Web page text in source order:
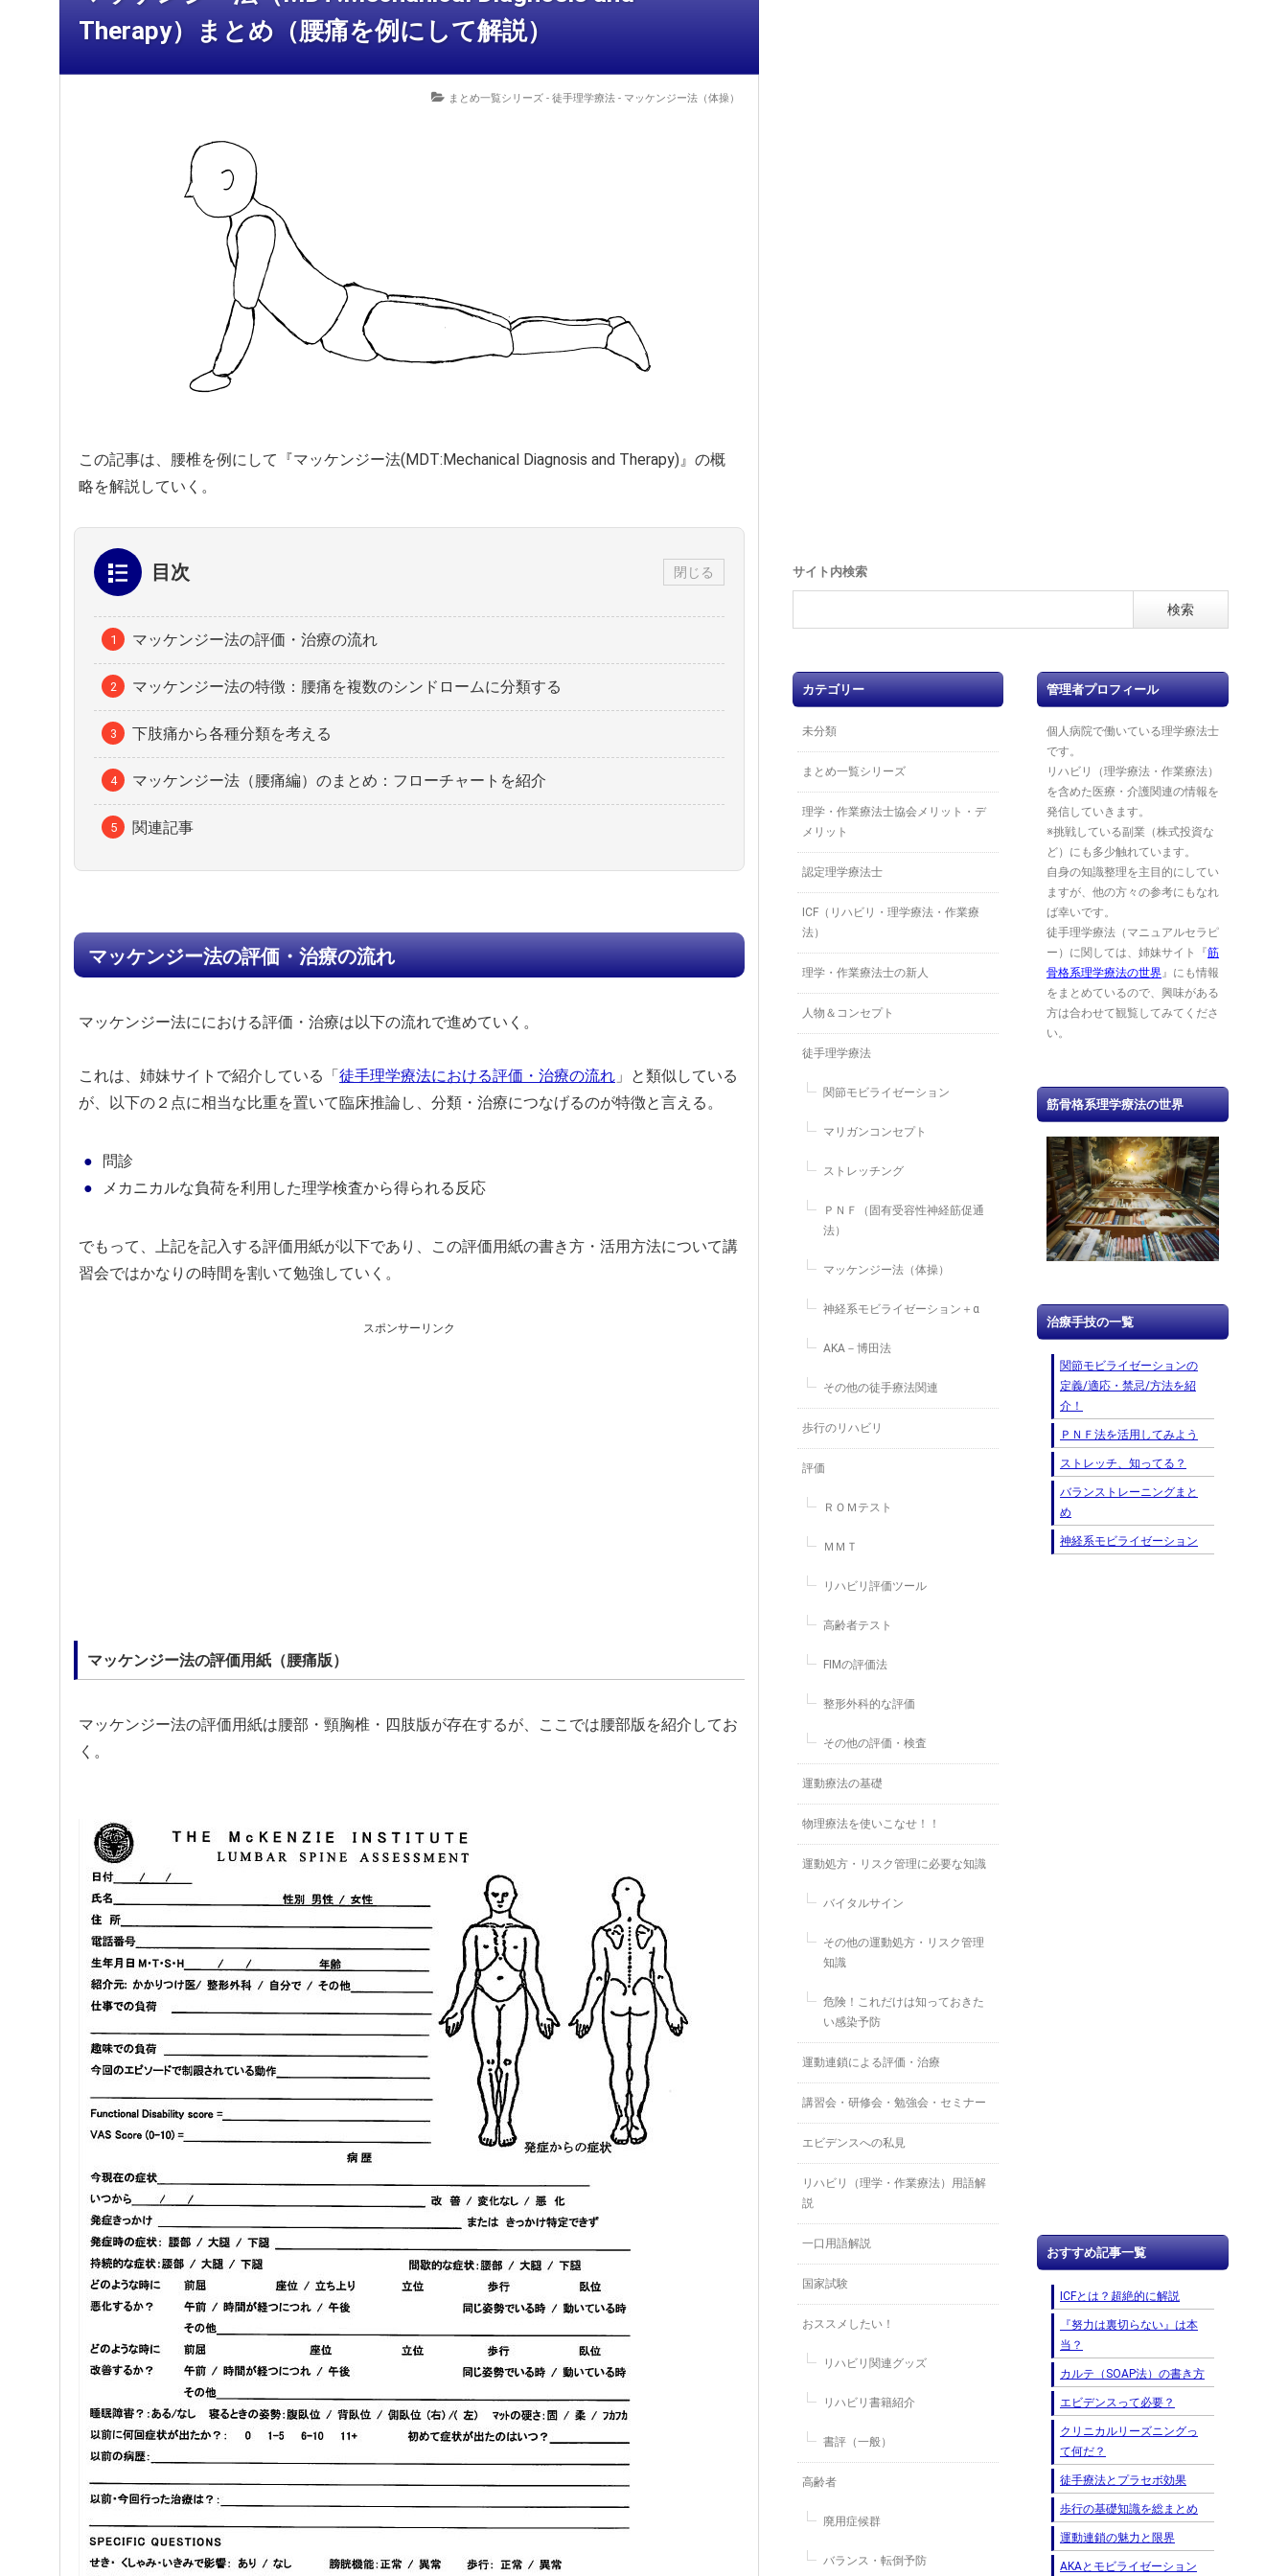
Therapy）まとめ（腰痛を例にして解説）
まとめ一覧シリーズ - 徒手理学療法 - マッケンジー法（体操）
この記事は、腰椎を例にして『マッケンジー法(MDT:Mechanical Diagnosis and Therapy)』の概
略を解説していく。
目次 閉じる
マッケンジー法の評価・治療の流れ
マッケンジー法の特徴：腰痛を複数のシンドロームに分類する
下肢痛から各種分類を考える
マッケンジー法（腰痛編）のまとめ：フローチャートを紹介
関連記事
マッケンジー法の評価・治療の流れ
マッケンジー法ににおける評価・治療は以下の流れで進めていく。
これは、姉妹サイトで紹介している「徒手理学療法における評価・治療の流れ 」と類似している
が、以下の２点に相当な比重を置いて臨床推論し、分類・治療につなげるのが特徴と言える。
問診
メカニカルな負荷を利用した理学検査から得られる反応
でもって、上記を記入する評価用紙が以下であり、この評価用紙の書き方・活用方法について講
習会ではかなりの時間を割いて勉強していく。
スポンサーリンク
マッケンジー法の評価用紙（腰痛版）
マッケンジー法の評価用紙は腰部・頸胸椎・四肢版が存在するが、ここでは腰部版を紹介してお
く。
サイト内検索
カテゴリー
未分類
まとめ一覧シリーズ
理学・作業療法士協会メリット・デ
メリット
認定理学療法士
ICF（リハビリ・理学療法・作業療
法）
理学・作業療法士の新人
人物＆コンセプト
徒手理学療法
関節モビライゼーション
マリガンコンセプト
ストレッチング
ＰＮＦ（固有受容性神経筋促通
法）
マッケンジー法（体操）
神経系モビライゼーション＋α
AKA－博田法
その他の徒手療法関連
歩行のリハビリ
評価
ＲＯＭテスト
ＭＭＴ
リハビリ評価ツール
高齢者テスト
FIMの評価法
整形外科的な評価
その他の評価・検査
運動療法の基礎
物理療法を使いこなせ！！
運動処方・リスク管理に必要な知識
バイタルサイン
その他の運動処方・リスク管理
知識
危険！これだけは知っておきた
い感染予防
運動連鎖による評価・治療
講習会・研修会・勉強会・セミナー
エビデンスへの私見
リハビリ（理学・作業療法）用語解
説
一口用語解説
国家試験
おススメしたい！
リハビリ関連グッズ
リハビリ書籍紹介
書評（一般）
高齢者
廃用症候群
バランス・転倒予防
管理者プロフィール
個人病院で働いている理学療法士
です。
リハビリ（理学療法・作業療法）
を含めた医療・介護関連の情報を
発信していきます。
※挑戦している副業（株式投資な
ど）にも多少触れています。
自身の知識整理を主目的にしてい
ますが、他の方々の参考にもなれ
ば幸いです。
徒手理学療法（マニュアルセラピ
ー）に関しては、姉妹サイト『筋
骨格系理学療法の世界』にも情報
をまとめているので、興味がある
方は合わせて観覧してみてくださ
い。
筋骨格系理学療法の世界
治療手技の一覧
関節モビライゼーションの
定義/適応・禁忌/方法を紹
介！
ＰＮＦ法を活用してみよう
ストレッチ、知ってる？
バランストレーニングまと
め
神経系モビライゼーション
おすすめ記事一覧
ICFとは？超絶的に解説
『努力は裏切らない』は本
当？
カルテ（SOAP法）の書き方
エビデンスって必要？
クリニカルリーズニングっ
て何だ？
徒手療法とプラセボ効果
歩行の基礎知識を総まとめ
運動連鎖の魅力と限界
AKAとモビライゼーション